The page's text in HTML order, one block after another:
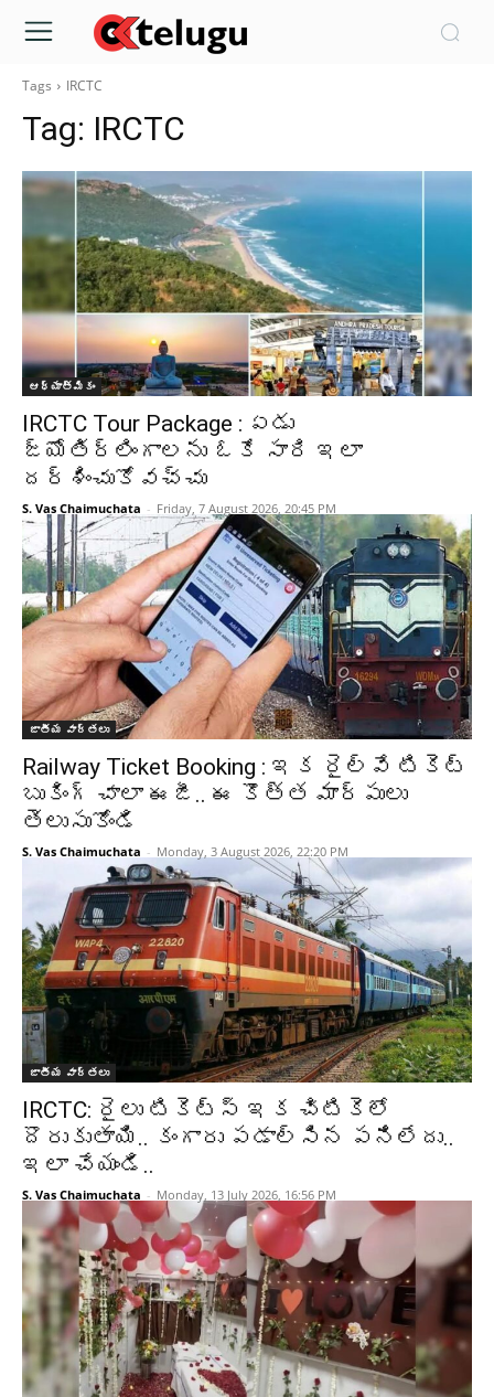
Tags IRCTC
Tag: IRCTC
ఆధ్యాత్మికం
IRCTC Tour Package : ఏడు
జ్యోతిర్లింగాలను ఓకే సారి ఇలా
దర్శించుకోవచ్చు
S. Vas Chaimuchata - Friday, 7 August 2026, 20:45 PM
జాతీయ వార్తలు
Railway Ticket Booking : ఇక రైల్వే టికెట్
బుకింగ్ చాలా ఈజీ.. ఈ కొత్త మార్పులు
తెలుసుకోండి
S. Vas Chaimuchata - Monday, 3 August 2026, 22:20 PM
జాతీయ వార్తలు
IRCTC: రైలు టికెట్స్ ఇక చిటికెలో
దొరుకుతాయి.. కంగారు పడాల్సిన పనిలేదు..
ఇలా చేయండి..
S. Vas Chaimuchata - Monday, 13 July 2026, 16:56 PM